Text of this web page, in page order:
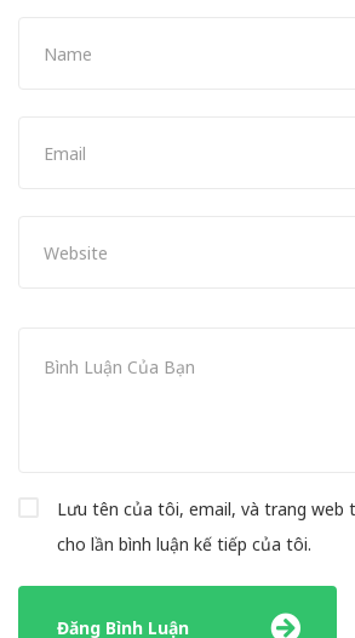
Lưu tên của tôi, email, và trang web
cho lần bình luận kế tiếp của tôi.